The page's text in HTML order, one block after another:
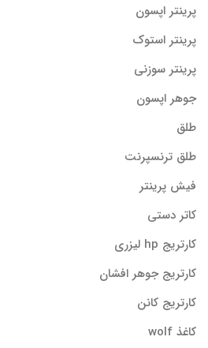
پرینتر اپسون
پرینتر استوک
پرینتر سوزنی
جوهر اپسون
طلق
طلق ترنسپرنت
فیش پرینتر
کاتر دستی
کارتریج hp لیزری
کارتریج جوهر افشان
کارتریج کانن
کاغذ wolf